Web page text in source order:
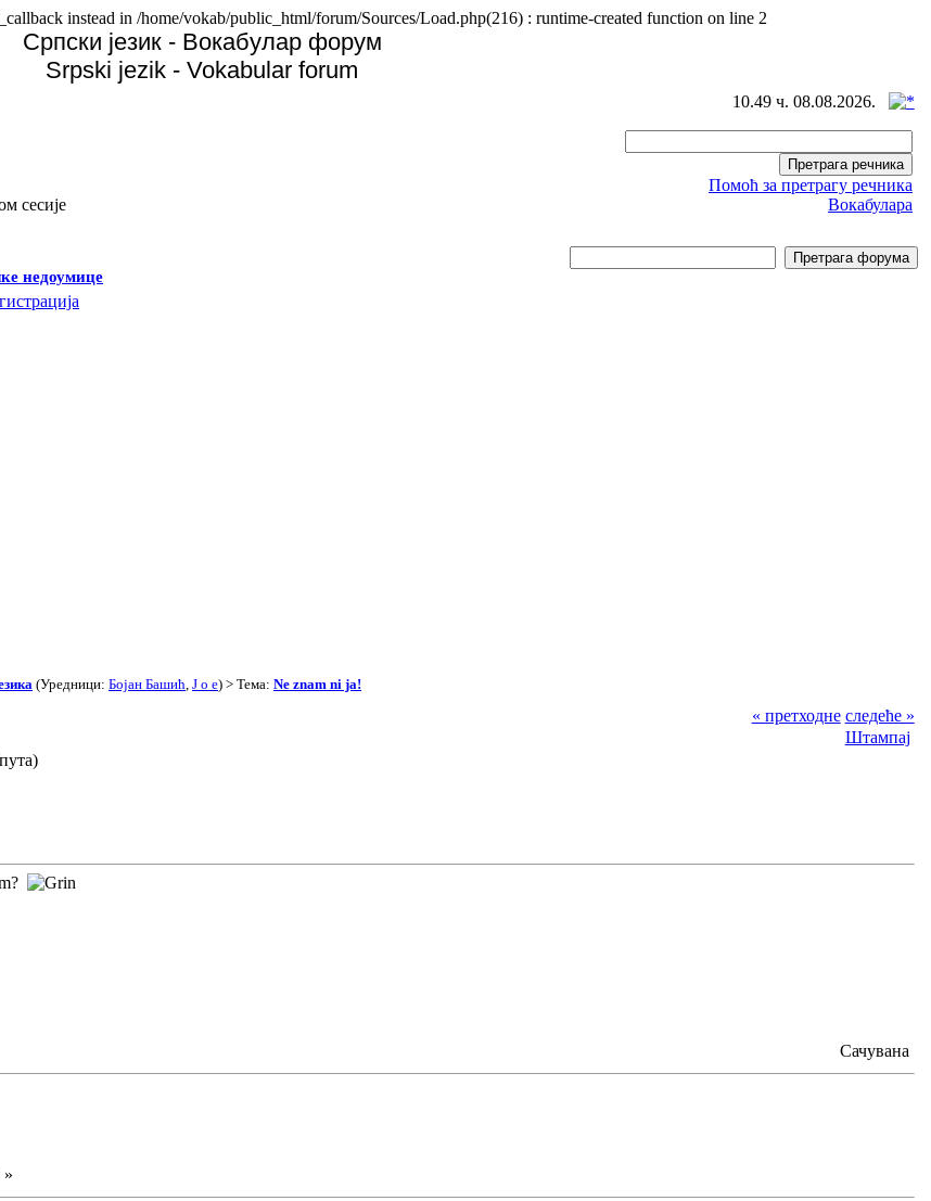
instead in /home/vokab/public_html/forum/Sources/Load.php(216) : runtime-created function on line 2
Српски језик - Вокабулар форум
Srpski jezik - Vokabular forum
10.49 ч. 08.08.2026.
сесије
Помоћ за претрагу речника
Вокабулара
недоумице
(Уредници: Бојан Башић J o e) > Тема: Ne znam ni ja!
« претходне следеће »
Штампај
Сачувана
»